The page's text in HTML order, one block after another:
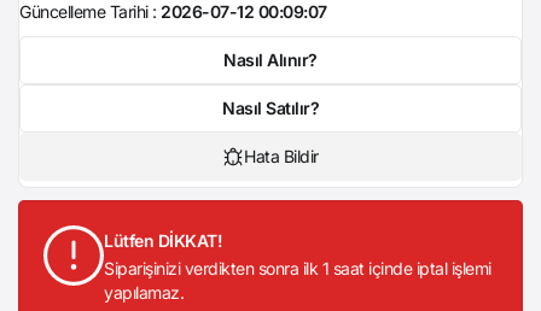
Güncelleme Tarihi : 2026-07-12 00:09:07
Nasıl Alınır?
Nasıl Satılır?
Hata Bildir
Lütfen DİKKAT!
Siparişinizi verdikten sonra ilk 1 saat içinde iptal işlemi
yapılamaz.